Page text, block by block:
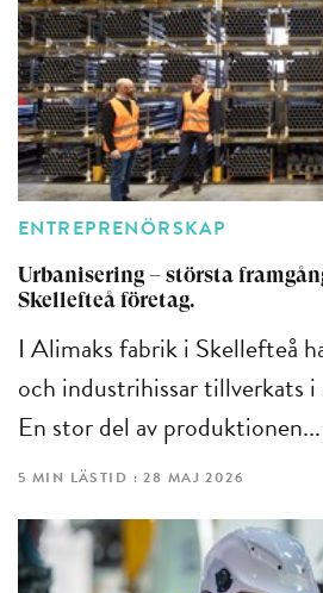
ENTREPRENÖRSKAP
Urbanisering – största
Skellefteå företag.
I Alimaks fabrik i Skellefteå
och industrihissar tillverkats i
En stor del av produktionen...
5 MIN LÄSTID : 28 MAJ 2026